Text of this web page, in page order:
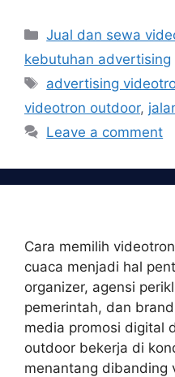
Categories
Jual dan sewa
kebutuhan advertising
Tags
advertising
videotron outdoor,
Leave a comment
Cara memilih
cuaca menjadi hal
organizer, agensi
pemerintah, dan
media promosi digital
outdoor bekerja di
menantang dibanding